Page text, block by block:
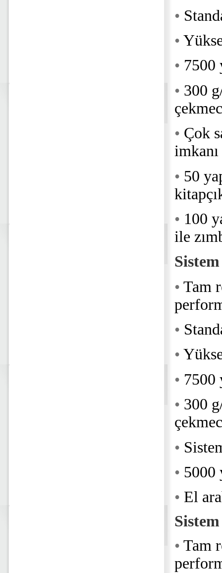
•
•
• 7500
• 300
• Çok
imkanı
• 50
• 100
ile
• Tam
•
•
• 7500
• 300
•
• 5000
• El
• Tam